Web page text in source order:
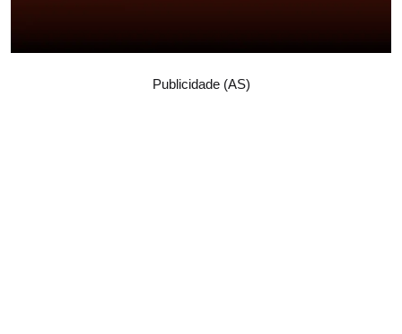
Publicidade (AS)